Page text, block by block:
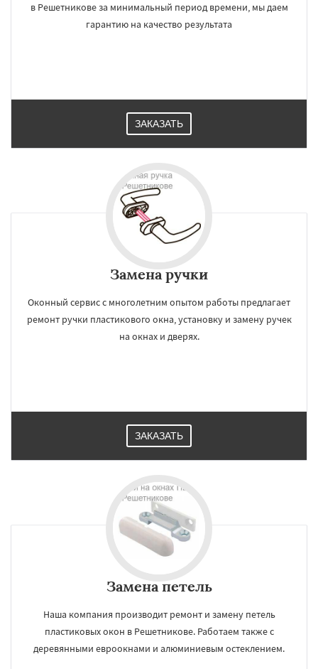
в Решетникове за минимальный период времени, мы даем
гарантию на качество результата
ЗАКАЗАТЬ
Замена ручки
Оконный сервис с многолетним опытом работы предлагает
ремонт ручки пластикового окна, установку и замену ручек
на окнах и дверях.
ЗАКАЗАТЬ
Замена петель
Наша компания производит ремонт и замену петель
пластиковых окон в Решетникове. Работаем также с
деревянными евроокнами и алюминиевым остеклением.